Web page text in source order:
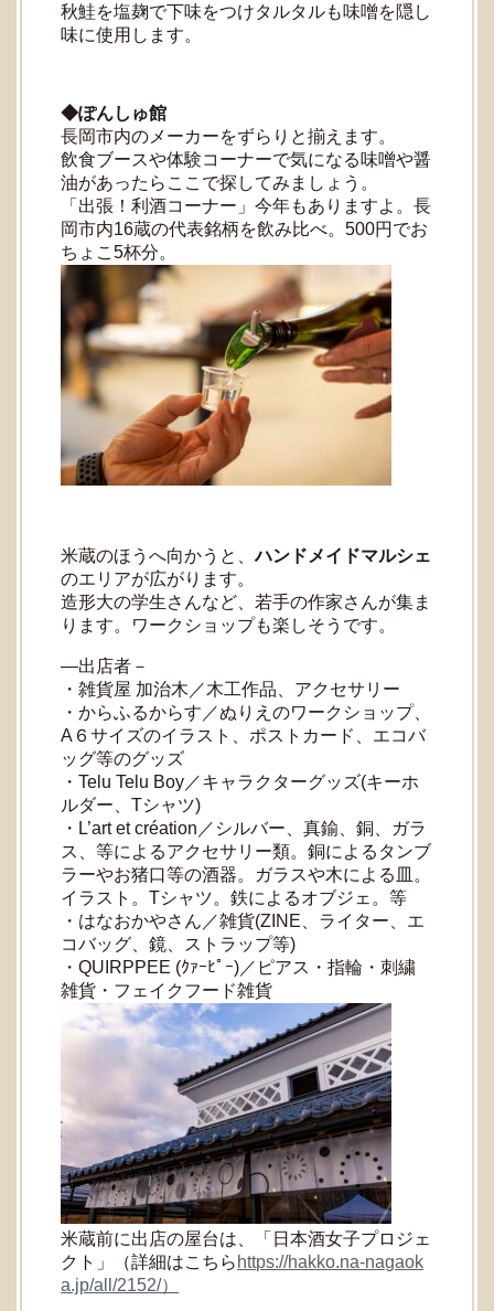
秋鮭を塩麹で下味をつけタルタルも味噌を隠し
味に使用します。
◆ぽんしゅ館
長岡市内のメーカーをずらりと揃えます。
飲食ブースや体験コーナーで気になる味噌や醤
油があったらここで探してみましょう。
「出張！利酒コーナー」今年もありますよ。長
岡市内16蔵の代表銘柄を飲み比べ。500円でお
ちょこ5杯分。
米蔵のほうへ向かうと、ハンドメイドマルシェ
のエリアが広がります。
造形大の学生さんなど、若手の作家さんが集ま
ります。ワークショップも楽しそうです。
―出店者－
・雑貨屋 加治木／木工作品、アクセサリー
・からふるからす／ぬりえのワークショップ、
A６サイズのイラスト、ポストカード、エコバ
ッグ等のグッズ
・Telu Telu Boy／キャラクターグッズ(キーホ
ルダー、Tシャツ)
・L’art et création／シルバー、真鍮、銅、ガラ
ス、等によるアクセサリー類。銅によるタンブ
ラーやお猪口等の酒器。ガラスや木による皿。
イラスト。Tシャツ。鉄によるオブジェ。等
・はなおかやさん／雑貨(ZINE、ライター、エ
コバッグ、鏡、ストラップ等)
・QUIRPPEE (ｸｧｰﾋﾟｰ)／ピアス・指輪・刺繍
雑貨・フェイクフード雑貨
米蔵前に出店の屋台は、「日本酒女子プロジェ
クト」（詳細はこちら https://hakko.na-nagaok
a.jp/all/2152/）